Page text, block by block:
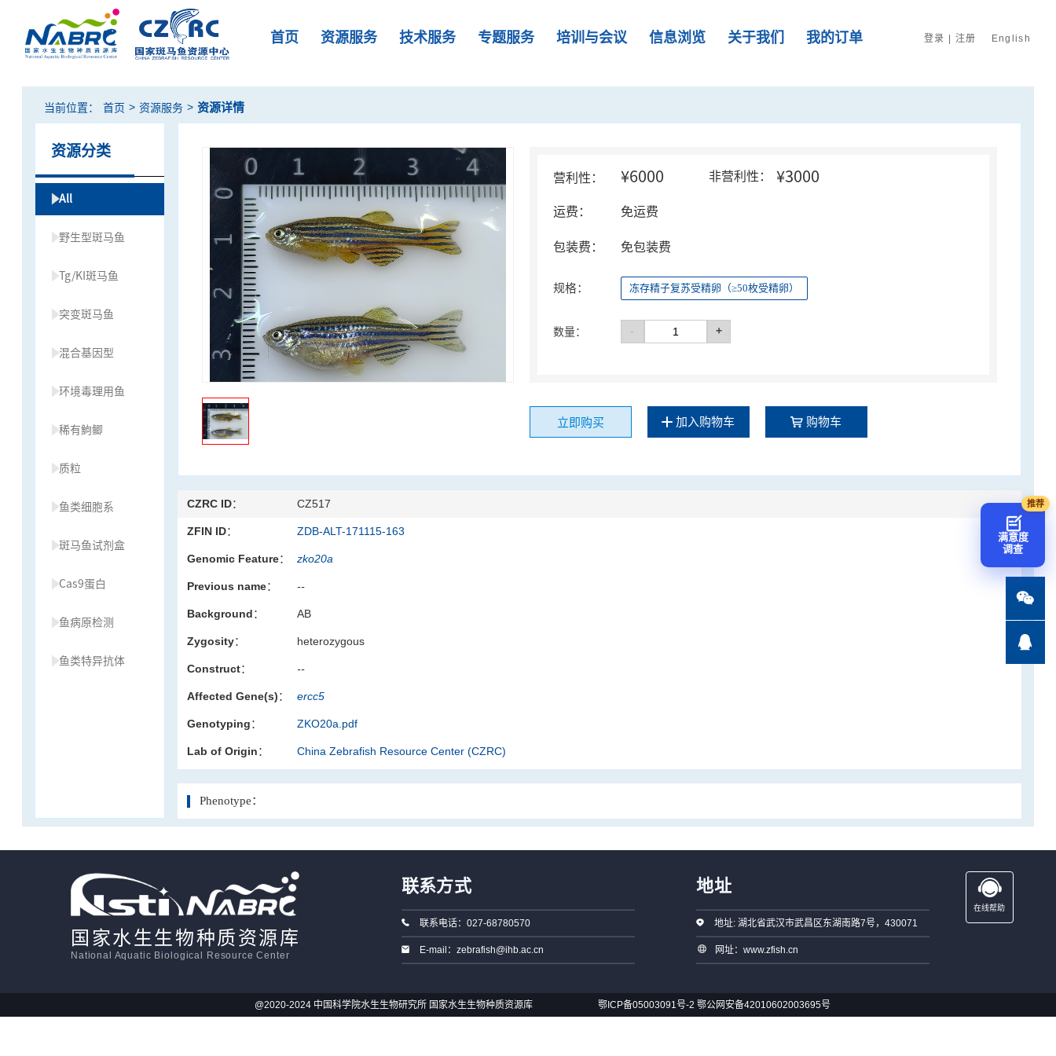
首页 资源服务 技术服务 专题服务 培训与会议 信息浏览 关于我们 我的订单 登录 | 注册 English
当前位置： 首页 > 资源服务 > 资源详情
资源分类
All
野生型斑马鱼
Tg/KI斑马鱼
突变斑马鱼
混合基因型
环境毒理用鱼
稀有鮈鲫
质粒
鱼类细胞系
斑马鱼试剂盒
Cas9蛋白
鱼病原检测
鱼类特异抗体
营利性： ¥6000 非营利性： ¥3000
运费： 免运费
包装费： 免包装费
规格： 冻存精子复苏受精卵（≥50枚受精卵）
数量： - +
立即购买 加入购物车 购物车
CZRC ID： CZ517
ZFIN ID： ZDB-ALT-171115-163
Genomic Feature： zko20a
Previous name： --
Background： AB
Zygosity： heterozygous
Construct： --
Affected Gene(s)： ercc5
Genotyping： ZKO20a.pdf
Lab of Origin： China Zebrafish Resource Center (CZRC)
Phenotype：
国家水生生物种质资源库
National Aquatic Biological Resource Center
联系方式
联系电话：027-68780570
E-mail：zebrafish@ihb.ac.cn
地址
地址: 湖北省武汉市武昌区东湖南路7号，430071
网址：www.zfish.cn
在线帮助
@2020-2024 中国科学院水生生物研究所 国家水生生物种质资源库 鄂ICP备05003091号-2 鄂公网安备42010602003695号
满意度
调查

